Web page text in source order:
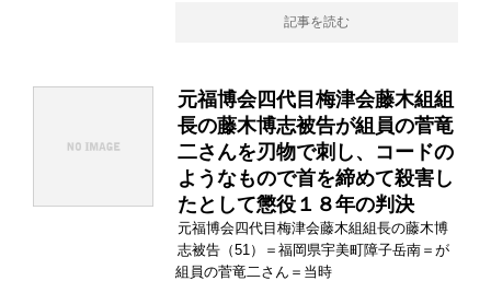
記事を読む
元福博会四代目梅津会藤木組組
長の藤木博志被告が組員の菅竜
二さんを刃物で刺し、コードの
ようなもので首を締めて殺害し
たとして懲役１８年の判決
元福博会四代目梅津会藤木組組長の藤木博
志被告（51）＝福岡県宇美町障子岳南＝が
組員の菅竜二さん＝当時